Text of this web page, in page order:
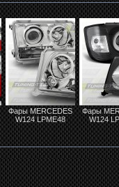
Фары MERCEDES
W124 LPME48
Фары
W124